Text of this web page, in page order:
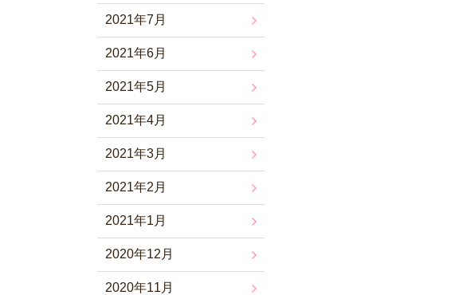
2021年7月
2021年6月
2021年5月
2021年4月
2021年3月
2021年2月
2021年1月
2020年12月
2020年11月